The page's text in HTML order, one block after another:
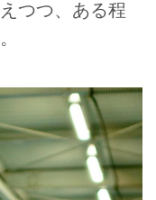
つつ、ある程